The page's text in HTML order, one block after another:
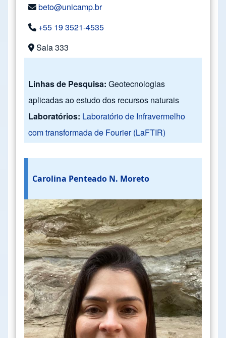
beto@unicamp.br
+55 19 3521-4535
Sala 333
Linhas de Pesquisa: Geotecnologias
aplicadas ao estudo dos recursos naturais
Laboratórios: Laboratório de Infravermelho
com transformada de Fourier (LaFTIR)
Carolina Penteado N. Moreto